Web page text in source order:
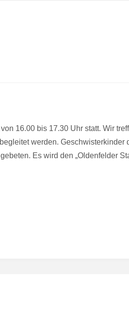
16.00 bis 17.30 Uhr statt. Wir
werden. Geschwisterkinder
Es wird den „Oldenfelder